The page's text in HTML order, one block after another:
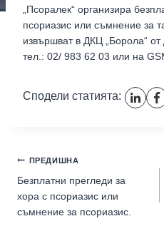
„Псоралек“ организира
псориазис или съмнение за
извършват в ДКЦ „Борола“
тел.: 02/ 983 62 03 или на
Сподели статията:
ПРЕДИШНА
Безплатни прегледи за
хора с псориазис или
съмнение за псориазис.